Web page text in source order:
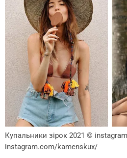
Купальники зірок 2021 ©
instagram.com/kamenskux/